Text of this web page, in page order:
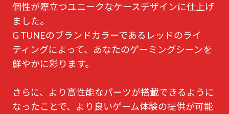
個性が際立つユニークなケースデザインに仕上げ
ました。
G TUNEのブランドカラーであるレッドのライ
ティングによって、あなたのゲーミングシーンを
鮮やかに彩ります。
さらに、より高性能なパーツが搭載できるように
なったことで、より良いゲーム体験の提供が可能